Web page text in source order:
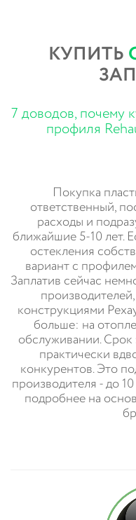
КУПИТЬ
7 доводов, почему
профиля
Покупка
ответственный,
расходы и
ближайшие 5-10 лет.
остекления
вариант с
Заплатив сейчас
конструкциями
больше: на
обслуживании. Срок
практически
конкурентов. Это
производителя - до
подробнее на